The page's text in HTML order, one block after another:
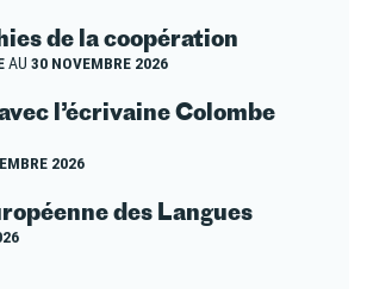
de la coopération
AU 30 NOVEMBRE 2026
l’écrivaine Colombe
2026
des Langues